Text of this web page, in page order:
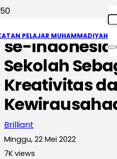
PELAJAR MUHAMMADIYAH
Sarasehan
se-Indonesia
Sekolah
Kreativitas
Brilliant
Minggu, 22 Mei 2022
7K views